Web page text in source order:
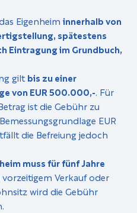
Eigenheim innerhalb von
spätestens
Eintragung im Grundbuch,
gilt bis zu einer
von EUR 500.000,-. Für
ist die Gebühr zu
EUR
die Befreiung jedoch
muss für fünf Jahre
vorzeitigem Verkauf oder
wird die Gebühr